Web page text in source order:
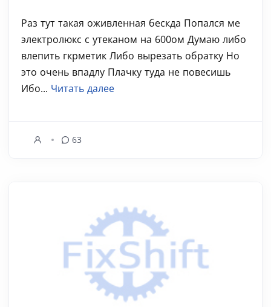
Раз тут такая оживленная бескда Попался ме
электролюкс с утеканом на 600ом Думаю либо
влепить гкрметик Либо вырезать обратку Но
это очень впадлу Плачку туда не повесишь
Ибо... Читать далее
63